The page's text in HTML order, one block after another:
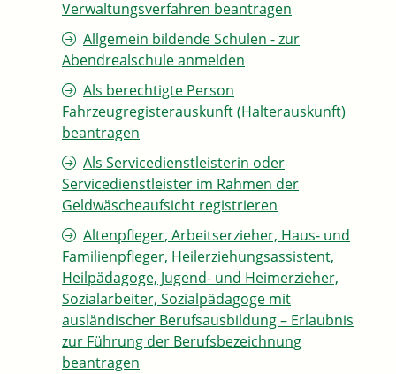
Verwaltungsverfahren beantragen
Allgemein bildende Schulen - zur
Abendrealschule anmelden
Als berechtigte Person
Fahrzeugregisterauskunft (Halterauskunft)
beantragen
Als Servicedienstleisterin oder
Servicedienstleister im Rahmen der
Geldwäscheaufsicht registrieren
Altenpfleger, Arbeitserzieher, Haus- und
Familienpfleger, Heilerziehungsassistent,
Heilpädagoge, Jugend- und Heimerzieher,
Sozialarbeiter, Sozialpädagoge mit
ausländischer Berufsausbildung – Erlaubnis
zur Führung der Berufsbezeichnung
beantragen